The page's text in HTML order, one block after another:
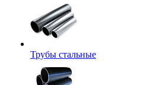
Трубы стальные